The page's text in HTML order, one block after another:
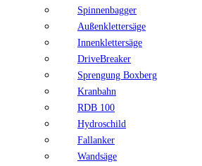
Spinnenbagger
Außenklettersäge
Innenklettersäge
DriveBreaker
Sprengung Boxberg
Kranbahn
RDB 100
Hydroschild
Fallanker
Wandsäge